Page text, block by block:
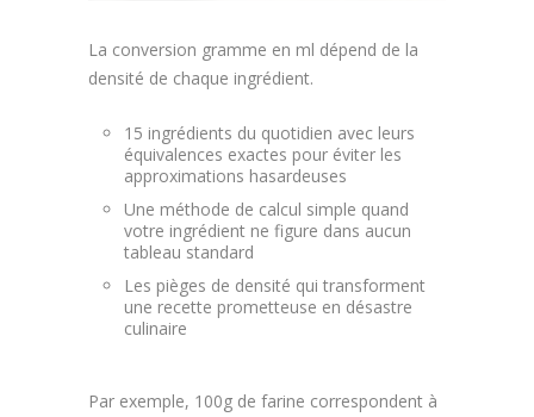
La conversion gramme en ml dépend de la
densité de chaque ingrédient.
15 ingrédients du quotidien avec leurs
équivalences exactes pour éviter les
approximations hasardeuses
Une méthode de calcul simple quand
votre ingrédient ne figure dans aucun
tableau standard
Les pièges de densité qui transforment
une recette prometteuse en désastre
culinaire
Par exemple, 100g de farine correspondent à